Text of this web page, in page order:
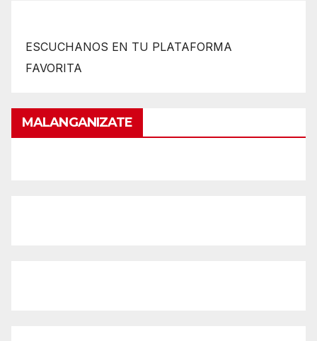
ESCUCHANOS EN TU PLATAFORMA
FAVORITA
MALANGANIZATE